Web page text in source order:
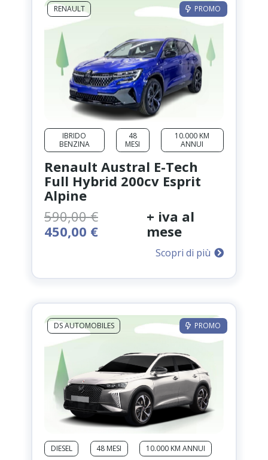
RENAULT PROMO
IBRIDO
BENZINA
48
MESI
10.000 KM
ANNUI
Renault Austral E-Tech
Full Hybrid 200cv Esprit
Alpine
590,00€
Il
era:
450,00 €Il
è:
+ iva al
mese
Scopri di più
DS AUTOMOBILES PROMO
DIESEL 48 MESI 10.000 KM ANNUI